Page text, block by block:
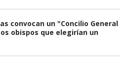
convocan un "Concilio General
obispos que elegirían un